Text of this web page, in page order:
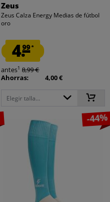
Zeus
Zeus Calza Energy Medias de fútbol
oro
4.99*
antes1 8,99 €
Ahorras:
4,00 €
Elegir talla...
-44%